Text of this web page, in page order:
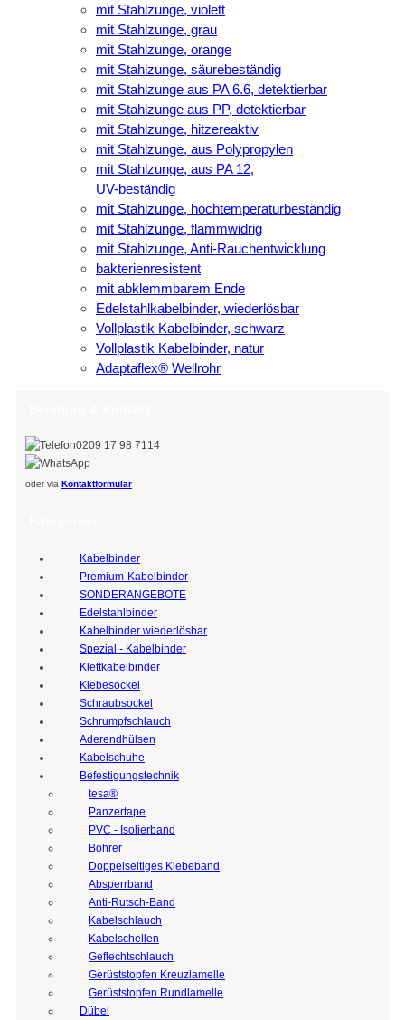
mit Stahlzunge, violett
mit Stahlzunge, grau
mit Stahlzunge, orange
mit Stahlzunge, säurebeständig
mit Stahlzunge aus PA 6.6, detektierbar
mit Stahlzunge aus PP, detektierbar
mit Stahlzunge, hitzereaktiv
mit Stahlzunge, aus Polypropylen
mit Stahlzunge, aus PA 12,
UV-beständig
mit Stahlzunge, hochtemperaturbeständig
mit Stahlzunge, flammwidrig
mit Stahlzunge, Anti-Rauchentwicklung
bakterienresistent
mit abklemmbarem Ende
Edelstahlkabelbinder, wiederlösbar
Vollplastik Kabelbinder, schwarz
Vollplastik Kabelbinder, natur
Adaptaflex® Wellrohr
0209 17 98 7114
oder via Kontaktformular
Kabelbinder
Premium-Kabelbinder
SONDERANGEBOTE
Edelstahlbinder
Kabelbinder wiederlösbar
Spezial - Kabelbinder
Klettkabelbinder
Klebesockel
Schraubsockel
Schrumpfschlauch
Aderendhülsen
Kabelschuhe
Befestigungstechnik
tesa®
Panzertape
PVC - Isolierband
Bohrer
Doppelseitiges Klebeband
Absperrband
Anti-Rutsch-Band
Kabelschlauch
Kabelschellen
Geflechtschlauch
Gerüststopfen Kreuzlamelle
Gerüststopfen Rundlamelle
Dübel